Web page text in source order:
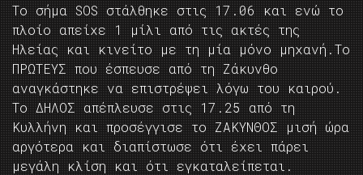
Το σήμα SOS στάλθηκε στις 17.06 και ενώ το
πλοίο απείχε 1 μίλι από τις ακτές της
Ηλείας και κινείτο με τη μία μόνο μηχανή.Το
ΠΡΩΤΕΥΣ που έσπευσε από τη Ζάκυνθο
αναγκάστηκε να επιστρέψει λόγω του καιρού.
Το ΔΗΛΟΣ απέπλευσε στις 17.25 από τη
Κυλλήνη και προσέγγισε το ΖΑΚΥΝΘΟΣ μισή ώρα
αργότερα και διαπίστωσε ότι έχει πάρει
μεγάλη κλίση και ότι εγκαταλείπεται.